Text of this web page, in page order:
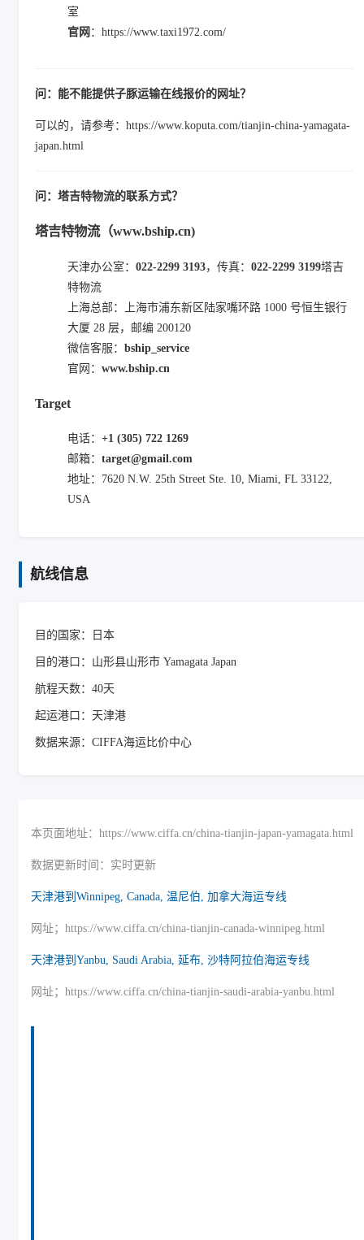
室
官网 ：https://www.taxi1972.com/
问：能不能提供子豚运输在线报价的网址？
可以的，请参考：https://www.koputa.com/tianjin-china-yamagata-
japan.html
问：塔吉特物流的联系方式？
塔吉特物流（www.bship.cn)
天津办公室： 022-2299 3193，传真： 022-2299 3199塔吉
特物流
上海总部：上海市浦东新区陆家嘴环路 1000 号恒生银行
大厦 28 层，邮编 200120
微信客服： bship_service
官网： www.bship.cn
Target
电话： +1 (305) 722 1269
邮箱： target@gmail.com
地址：7620 N.W. 25th Street Ste. 10, Miami, FL 33122,
USA
航线信息
目的国家：日本
目的港口：山形县山形市 Yamagata Japan
航程天数：40天
起运港口：天津港
数据来源：CIFFA海运比价中心
本页面地址：https://www.ciffa.cn/china-tianjin-japan-yamagata.html
数据更新时间：实时更新
天津港到Winnipeg, Canada, 温尼伯, 加拿大海运专线
网址；https://www.ciffa.cn/china-tianjin-canada-winnipeg.html
天津港到Yanbu, Saudi Arabia, 延布, 沙特阿拉伯海运专线
网址；https://www.ciffa.cn/china-tianjin-saudi-arabia-yanbu.html